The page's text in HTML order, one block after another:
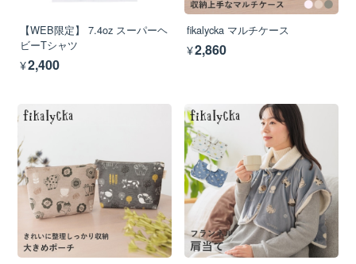
【WEB限定】 7.4oz スーパーヘ
ビーTシャツ
¥2,400
fikalycka マルチケース
¥2,860